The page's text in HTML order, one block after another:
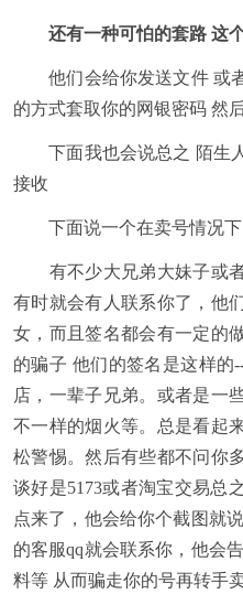
还有一种可怕的套路 这
他们会给你发送文件 或者
的方式套取你的网银密码 然
下面我也会说总之 陌生人
接收
下面说一个在卖号情况
有不少大兄弟大妹子或者
有时就会有人联系你了，他
女，而且签名都会有一定的
的骗子 他们的签名是这样的
店，一辈子兄弟。或者是一
不一样的烟火等。总是看起
松警惕。然后有些都不问你
谈好是5173或者淘宝交易总
点来了，他会给你个截图就
的客服qq就会联系你，他会
料等 从而骗走你的号再转手